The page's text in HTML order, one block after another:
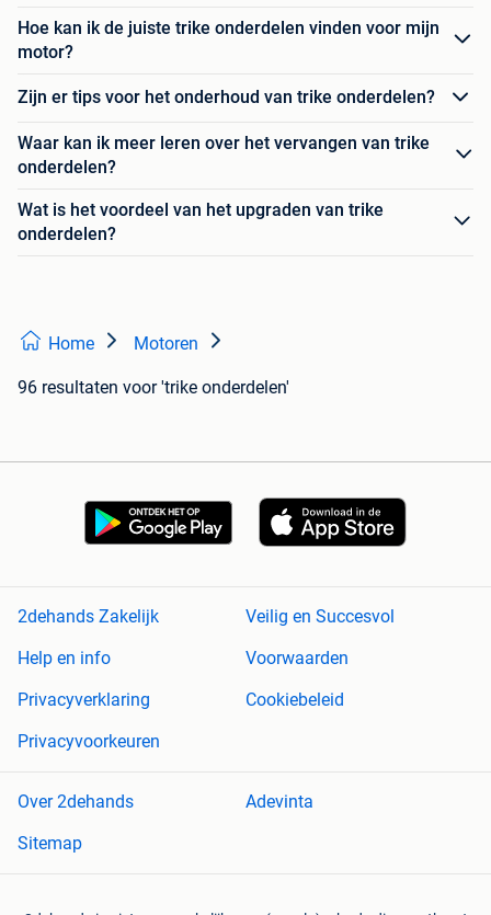
Hoe kan ik de juiste trike onderdelen vinden voor mijn
motor?
Zijn er tips voor het onderhoud van trike onderdelen?
Waar kan ik meer leren over het vervangen van trike
onderdelen?
Wat is het voordeel van het upgraden van trike
onderdelen?
Home Motoren
96 resultaten voor 'trike onderdelen'
2dehands Zakelijk
Veilig en Succesvol
Help en info
Voorwaarden
Privacyverklaring
Cookiebeleid
Privacyvoorkeuren
Over 2dehands
Adevinta
Sitemap